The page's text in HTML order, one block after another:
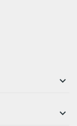

